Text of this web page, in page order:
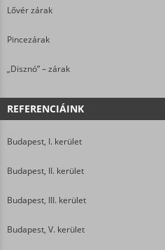
Lővér zárak
Pincezárak
„Disznó” – zárak
REFERENCIÁINK
Budapest, I. kerület
Budapest, II. kerület
Budapest, III. kerület
Budapest, V. kerület